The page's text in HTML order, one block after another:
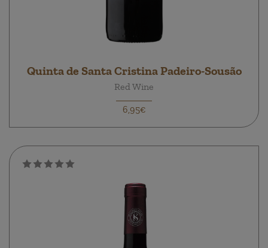
Quinta de Santa Cristina Padeiro-Sousão
Red Wine
6,95€